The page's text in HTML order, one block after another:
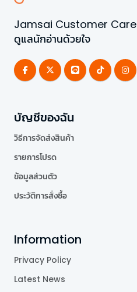
Jamsai Customer Care
ดูแลนักอ่านด้วยใจ
บัญชีของฉัน
วิธีการจัดส่งสินค้า
รายการโปรด
ข้อมูลส่วนตัว
ประวัติการสั่งซื้อ
Information
Privacy Policy
Latest News